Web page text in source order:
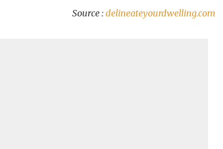
Source :delineateyourdwelling.com